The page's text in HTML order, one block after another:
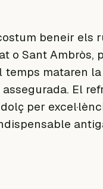
beneir els
o Sant
temps mataren
El
per